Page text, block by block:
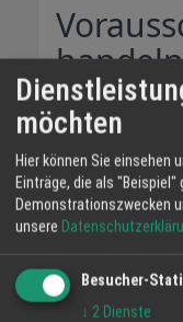
handeln
Die Zeit nach der
über größere
mehrfach
moderne,
umsetzen – so
Winter", rät Ihm.
möchten
Hier können Sie einsehen
Einträge, die als
Demonstrationszwecken
unsere
Besucher-
↓ 2 Dienste